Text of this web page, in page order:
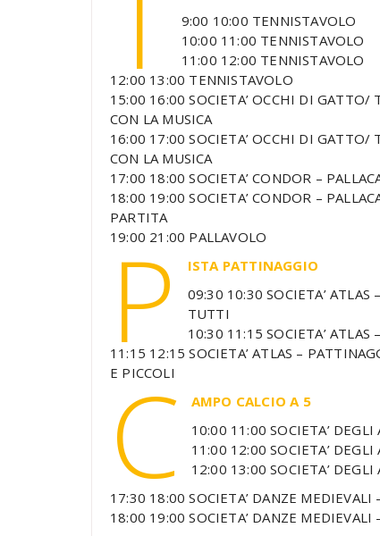
9:00 10:00 TENNISTAVOLO
10:00 11:00 TENNISTAVOLO
11:00 12:00 TENNISTAVOLO
12:00 13:00 TENNISTAVOLO
15:00 16:00 SOCIETA’ OCCHI DI GATTO/
CON LA MUSICA
16:00 17:00 SOCIETA’ OCCHI DI GATTO/
CON LA MUSICA
17:00 18:00 SOCIETA’ CONDOR –
18:00 19:00 SOCIETA’ CONDOR –
PARTITA
19:00 21:00 PALLAVOLO
P
ISTA PATTINAGGIO
09:30 10:30 SOCIETA’
TUTTI
10:30 11:15 SOCIETA’
11:15 12:15 SOCIETA’ ATLAS –
E PICCOLI
C
AMPO CALCIO A 5
10:00 11:00 SOCIETA’
11:00 12:00 SOCIETA’
12:00 13:00 SOCIETA’
17:30 18:00 SOCIETA’ DANZE
18:00 19:00 SOCIETA’ DANZE